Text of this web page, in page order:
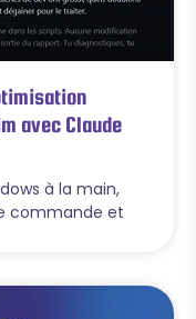
avec Claude
à la main,
commande et